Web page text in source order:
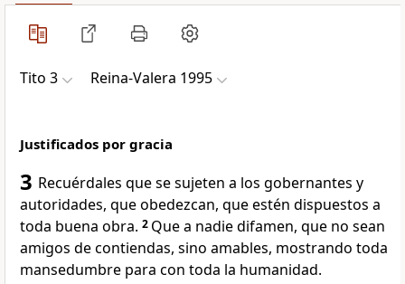
Tito 3 Reina-Valera 1995
Justificados por gracia
3 Recuérdales que se sujeten a los gobernantes y
autoridades, que obedezcan, que estén dispuestos a
toda buena obra. 2 Que a nadie difamen, que no sean
amigos de contiendas, sino amables, mostrando toda
mansedumbre para con toda la humanidad.